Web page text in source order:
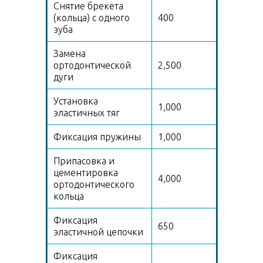
Снятие брекета
(кольца) с одного
зуба
400
Замена
ортодонтической
дуги
2,500
Установка
эластичных тяг
1,000
Фиксация пружины 1,000
Припасовка и
цементировка
ортодонтического
кольца
4,000
Фиксация
эластичной цепочки
650
Фиксация